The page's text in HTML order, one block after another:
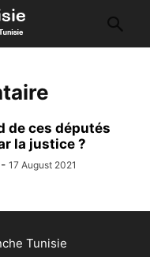
de ces députés
la justice ?
- 17 August 2021